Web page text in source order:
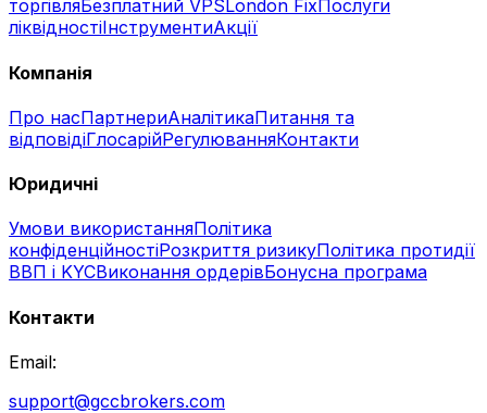
торгівляБезплатний VPSLondon FixПослуги
ліквідностіІнструментиАкції
Компанія
Про насПартнериАналітикаПитання та
відповідіГлосарійРегулюванняКонтакти
Юридичні
Умови використанняПолітика
конфіденційностіРозкриття ризикуПолітика протидії
ВВП і KYCВиконання ордерівБонусна програма
Контакти
Email:
support@gccbrokers.com